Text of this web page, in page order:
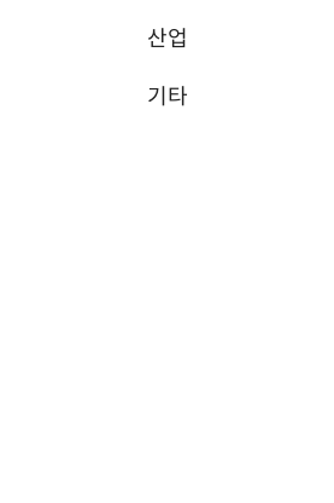
산업
기타